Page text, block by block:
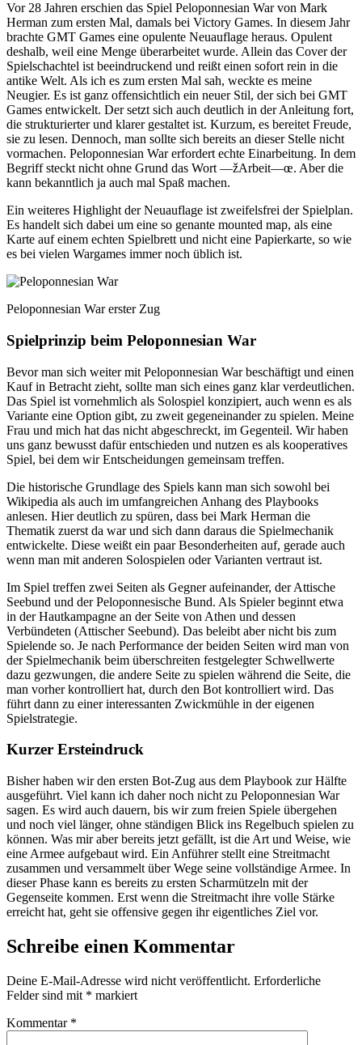
Vor 28 Jahren erschien das Spiel Peloponnesian War von Mark
Herman zum ersten Mal, damals bei Victory Games. In diesem Jahr
brachte GMT Games eine opulente Neuauflage heraus. Opulent
deshalb, weil eine Menge überarbeitet wurde. Allein das Cover der
Spielschachtel ist beeindruckend und reißt einen sofort rein in die
antike Welt. Als ich es zum ersten Mal sah, weckte es meine
Neugier. Es ist ganz offensichtlich ein neuer Stil, der sich bei GMT
Games entwickelt. Der setzt sich auch deutlich in der Anleitung fort,
die strukturierter und klarer gestaltet ist. Kurzum, es bereitet Freude,
sie zu lesen. Dennoch, man sollte sich bereits an dieser Stelle nicht
vormachen. Peloponnesian War erfordert echte Einarbeitung. In dem
Begriff steckt nicht ohne Grund das Wort —žArbeit—œ. Aber die
kann bekanntlich ja auch mal Spaß machen.
Ein weiteres Highlight der Neuauflage ist zweifelsfrei der Spielplan.
Es handelt sich dabei um eine so genante mounted map, als eine
Karte auf einem echten Spielbrett und nicht eine Papierkarte, so wie
es bei vielen Wargames immer noch üblich ist.
Peloponnesian War erster Zug
Spielprinzip beim Peloponnesian War
Bevor man sich weiter mit Peloponnesian War beschäftigt und einen
Kauf in Betracht zieht, sollte man sich eines ganz klar verdeutlichen.
Das Spiel ist vornehmlich als Solospiel konzipiert, auch wenn es als
Variante eine Option gibt, zu zweit gegeneinander zu spielen. Meine
Frau und mich hat das nicht abgeschreckt, im Gegenteil. Wir haben
uns ganz bewusst dafür entschieden und nutzen es als kooperatives
Spiel, bei dem wir Entscheidungen gemeinsam treffen.
Die historische Grundlage des Spiels kann man sich sowohl bei
Wikipedia als auch im umfangreichen Anhang des Playbooks
anlesen. Hier deutlich zu spüren, dass bei Mark Herman die
Thematik zuerst da war und sich dann daraus die Spielmechanik
entwickelte. Diese weißt ein paar Besonderheiten auf, gerade auch
wenn man mit anderen Solospielen oder Varianten vertraut ist.
Im Spiel treffen zwei Seiten als Gegner aufeinander, der Attische
Seebund und der Peloponnesische Bund. Als Spieler beginnt etwa
in der Hautkampagne an der Seite von Athen und dessen
Verbündeten (Attischer Seebund). Das beleibt aber nicht bis zum
Spielende so. Je nach Performance der beiden Seiten wird man von
der Spielmechanik beim überschreiten festgelegter Schwellwerte
dazu gezwungen, die andere Seite zu spielen während die Seite, die
man vorher kontrolliert hat, durch den Bot kontrolliert wird. Das
führt dann zu einer interessanten Zwickmühle in der eigenen
Spielstrategie.
Kurzer Ersteindruck
Bisher haben wir den ersten Bot-Zug aus dem Playbook zur Hälfte
ausgeführt. Viel kann ich daher noch nicht zu Peloponnesian War
sagen. Es wird auch dauern, bis wir zum freien Spiele übergehen
und noch viel länger, ohne ständigen Blick ins Regelbuch spielen zu
können. Was mir aber bereits jetzt gefällt, ist die Art und Weise, wie
eine Armee aufgebaut wird. Ein Anführer stellt eine Streitmacht
zusammen und versammelt über Wege seine vollständige Armee. In
dieser Phase kann es bereits zu ersten Scharmützeln mit der
Gegenseite kommen. Erst wenn die Streitmacht ihre volle Stärke
erreicht hat, geht sie offensive gegen ihr eigentliches Ziel vor.
Schreibe einen Kommentar
Deine E-Mail-Adresse wird nicht veröffentlicht. Erforderliche
Felder sind mit * markiert
Kommentar *